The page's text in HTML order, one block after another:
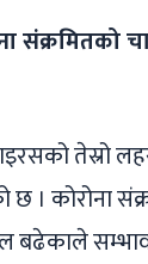
संक्रमितको
तेस्रो
। कोरोना
बढेकाले